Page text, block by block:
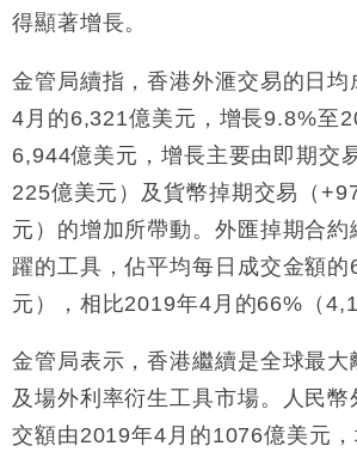
得顯著增長。
金管局續指，香港外滙交易的日
4月的6,321億美元，增長9.8%至
6,944億美元，增長主要由即期交
225億美元）及貨幣掉期交易（
元）的增加所帶動。外匯掉期合約
躍的工具，佔平均每日成交金額
元），相比2019年4月的66%（
金管局表示，香港繼續是全球最大
及場外利率衍生工具市場。人民幣
交額由2019年4月的1076億美元